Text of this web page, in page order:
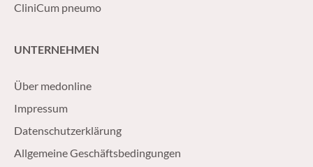
CliniCum pneumo
UNTERNEHMEN
Über medonline
Impressum
Datenschutzerklärung
Allgemeine Geschäftsbedingungen